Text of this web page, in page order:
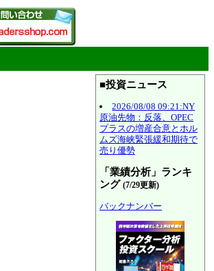
■投資ニュース
2026/08/08 09:21:NY
原油先物：反落、OPEC
プラスの増産合意とホル
ムズ海峡緊張緩和期待で
売り優勢
「業績分析」ランキ
ング (7/29更新)
バックナンバー